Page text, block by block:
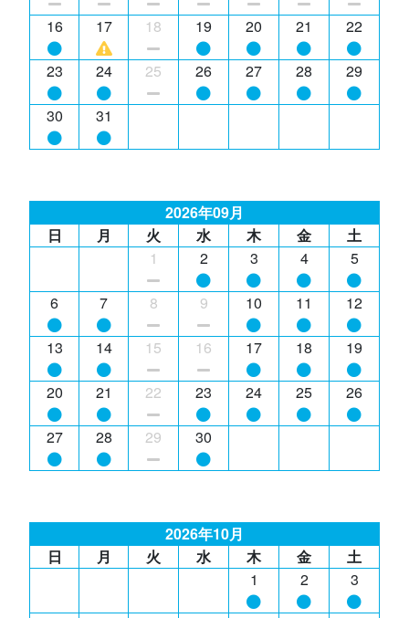
16 17 18 19 20 21 22
23 24 25 26 27 28 29
30 31
2026年09月
日
月 火 水 木 金
土
1
2 3 4 5
6 7 8 9 10 11 12
13 14 15 16 17 18 19
20 21 22 23 24 25 26
27 28 29 30
2026年10月
日
月 火 水 木 金
土
1
2 3